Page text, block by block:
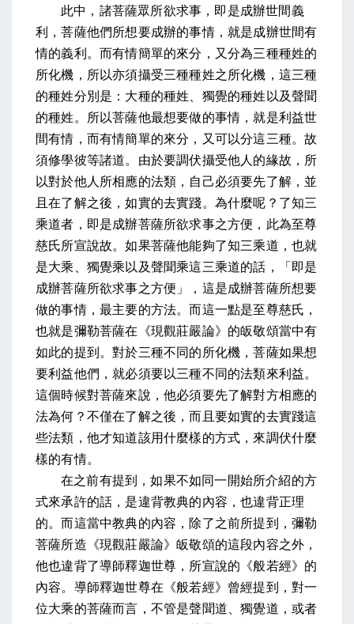
此中，諸菩薩眾所欲求事，即是成辦世間義
利，菩薩他們所想要成辦的事情，就是成辦世間有
情的義利。而有情簡單的來分，又分為三種種姓的
所化機，所以亦須攝受三種種姓之所化機 ，這三種
的種姓分別是：大種的種姓、獨覺的種姓以及聲聞
的種姓。所以菩薩他最想要做的事情，就是利益世
間有情，而有情簡單的來分，又可以分這三種。故
須修學彼等諸道。由於要調伏攝受他人的緣故，所
以對於他人所相應的法類，自己必須要先了解，並
且在了解之後，如實的去實踐。為什麼呢？ 了知三
乘道者，即是成辦菩薩所欲求事之方便，此為至尊
慈氏所宣說故。如果菩薩他能夠了知三乘道，也就
是大乘、獨覺乘以及聲聞乘這三乘道的話，「即是
成辦菩薩所欲求事之方便」，這是成辦菩薩所想要
做的事情，最主要的方法。而這一點是至尊慈氏，
也就是彌勒菩薩在《現觀莊嚴論》的皈敬頌當中有
如此的提到。對於三種不同的所化機，菩薩如果想
要利益他們，就必須要以三種不同的法類來利益。
這個時候對菩薩來說，他必須要先了解對方相應的
法為何？不僅在了解之後，而且要如實的去實踐這
些法類，他才知道該用什麼樣的方式，來調伏什麼
樣的有情。
在之前有提到，如果不如同一開始所介紹的方
式來承許的話，是違背教典的內容，也違背正理
的。而這當中教典的內容，除了之前所提到，彌勒
菩薩所造《現觀莊嚴論》皈敬頌的這段內容之外，
他也違背了導師釋迦世尊，所宣說的《般若經》的
內容。導師釋迦世尊在《般若經》曾經提到，對一
位大乘的菩薩而言，不管是聲聞道、獨覺道，或者